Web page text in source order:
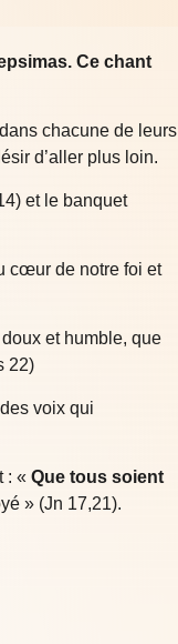
Ce chant
chacune de leurs
d’aller plus loin.
et le banquet
cœur de notre foi et
et humble, que
22)
voix qui
: « Que tous soient
» (Jn 17,21).